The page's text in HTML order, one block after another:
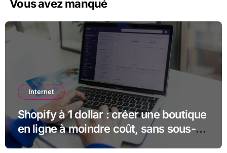
Vous avez manqué
Internet
Shopify à 1 dollar : créer une boutique
en ligne à moindre coût, sans sous-
estimer la suite